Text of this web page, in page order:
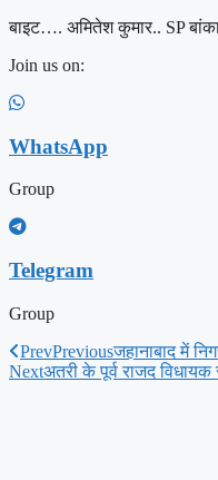
बाइट…. अमितेश कुमार.. SP
Join us on:
WhatsApp
Group
Telegram
Group
PrevPreviousजहानाबाद में
Nextअतरी के पूर्व राजद विधायक